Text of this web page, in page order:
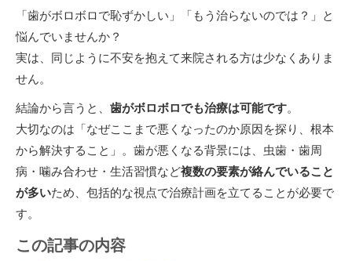
「歯がボロボロで恥ずかしい」「もう治らないのでは？」と
悩んでいませんか？
実は、同じように不安を抱えて来院される方は少なくありま
せん。
結論から言うと、 歯がボロボロでも治療は可能です。
大切なのは「なぜここまで悪くなったのか原因を探り、根本
から解決すること」。歯が悪くなる背景には、虫歯・歯周
病・噛み合わせ・生活習慣など複数の要素が絡んでいること
が多いため、包括的な視点で治療計画を立てることが必要で
す。
この記事の内容